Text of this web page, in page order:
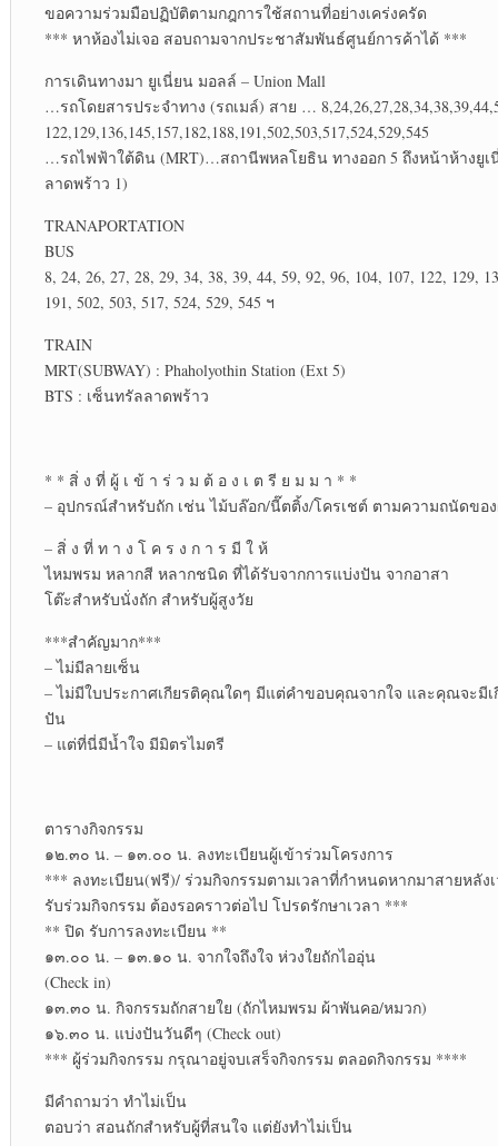
ขอความร่วมมือปฏิบัติตามกฎการใช้สถานที่อย่างเคร่งครัด
*** หาห้องไม่เจอ สอบถามจากประชาสัมพันธ์ศูนย์การค้าได้ ***
การเดินทางมา ยูเนี่ยน มอลล์ – Union Mall
…รถโดยสารประจำทาง (รถเมล์) สาย …
122,129,136,145,157,182,188,191,502,503,517,524,529,545
…รถไฟฟ้าใต้ดิน (MRT)…สถานีพหลโยธิน ทางออก 5 ถึงหน้าห้างยู
ลาดพร้าว 1)
TRANAPORTATION
BUS
8, 24, 26, 27, 28, 29, 34, 38, 39, 44, 59, 92, 96, 104, 107, 122, 129,
191, 502, 503, 517, 524, 529, 545 ฯ
TRAIN
MRT(SUBWAY) : Phaholyothin Station (Ext 5)
BTS : เซ็นทรัลลาดพร้าว
* * สิ่ ง ที่ ผู้ เ ข้ า ร่ ว ม ต้ อ ง เ ต รี ย ม ม า * *
– อุปกรณ์สำหรับถัก เช่น ไม้บล๊อก/นี๊ตติ้ง/โครเชต์ ตามความถนัดขอ
– สิ่ ง ที่ ท า ง โ ค ร ง ก า ร มี ใ ห้
ไหมพรม หลากสี หลากชนิด ที่ได้รับจากการแบ่งปัน จากอาสา
โต๊ะสำหรับนั่งถัก สำหรับผู้สูงวัย
***สำคัญมาก***
– ไม่มีลายเซ็น
– ไม่มีใบประกาศเกียรติคุณใดๆ มีแต่คำขอบคุณจากใจ และคุณจะมีเ
ปัน
– แต่ที่นี่มีน้ำใจ มีมิตรไมตรี
ตารางกิจกรรม
๑๒.๓๐ น. – ๑๓.๐๐ น. ลงทะเบียนผู้เข้าร่วมโครงการ
*** ลงทะเบียน(ฟรี)/ ร่วมกิจกรรมตามเวลาที่กำหนดหากมาสายหลัง
รับร่วมกิจกรรม ต้องรอคราวต่อไป โปรดรักษาเวลา ***
** ปิด รับการลงทะเบียน **
๑๓.๐๐ น. – ๑๓.๑๐ น. จากใจถึงใจ ห่วงใยถักไออุ่น
(Check in)
๑๓.๓๐ น. กิจกรรมถักสายใย (ถักไหมพรม ผ้าพันคอ/หมวก)
๑๖.๓๐ น. แบ่งปันวันดีๆ (Check out)
*** ผู้ร่วมกิจกรรม กรุณาอยู่จบเสร็จกิจกรรม ตลอดกิจกรรม ****
มีคำถามว่า ทำไม่เป็น
ตอบว่า สอนถักสำหรับผู้ที่สนใจ แต่ยังทำไม่เป็น